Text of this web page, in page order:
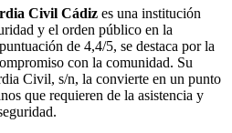
Civil Cádiz es una institución
y el orden público en la
de 4,4/5, se destaca por la
con la comunidad. Su
Civil, s/n, la convierte en un punto
que requieren de la asistencia y